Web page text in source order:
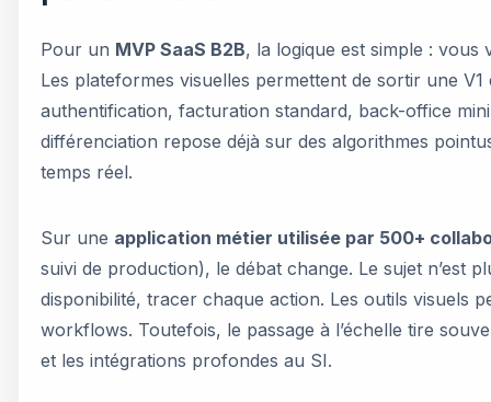
Pour un MVP SaaS B2B, la logique est simple : vous
Les plateformes visuelles permettent de sortir une
authentification, facturation standard, back-office
différenciation repose déjà sur des algorithmes
temps réel.
Sur une application métier utilisée par 500+
suivi de production), le débat change. Le sujet n’est
disponibilité, tracer chaque action. Les outils visuels
workflows. Toutefois, le passage à l’échelle tire
et les intégrations profondes au SI.